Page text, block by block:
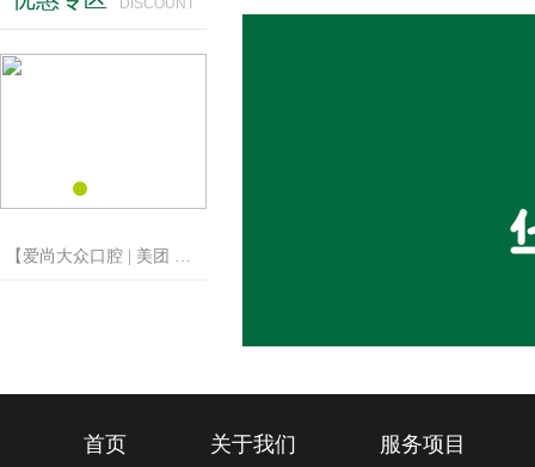
DISCOUNT
【爱尚大众口腔 | 美团 一
首页 关于我们 服务项目